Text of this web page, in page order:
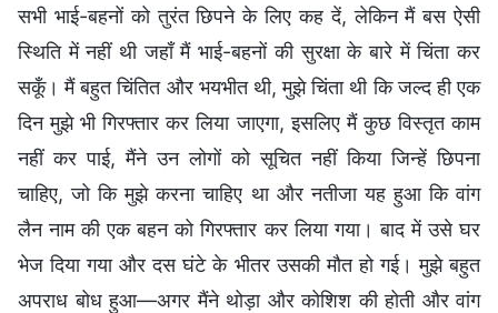
सभी भाई-बहनों को तुरंत छिपने के लिए कह दें, लेकिन मैं बस ऐसी
स्थिति में नहीं थी जहाँ मैं भाई-बहनों की सुरक्षा के बारे में चिंता कर
सकूँ। मैं बहुत चिंतित और भयभीत थी, मुझे चिंता थी कि जल्द ही एक
दिन मुझे भी गिरफ्तार कर लिया जाएगा, इसलिए मैं कुछ विस्तृत काम
नहीं कर पाई, मैंने उन लोगों को सूचित नहीं किया जिन्हें छिपना
चाहिए, जो कि मुझे करना चाहिए था और नतीजा यह हुआ कि वांग
लैन नाम की एक बहन को गिरफ्तार कर लिया गया। बाद में उसे घर
भेज दिया गया और दस घंटे के भीतर उसकी मौत हो गई। मुझे बहुत
अपराध बोध हुआ—अगर मैंने थोड़ा और कोशिश की होती और वांग